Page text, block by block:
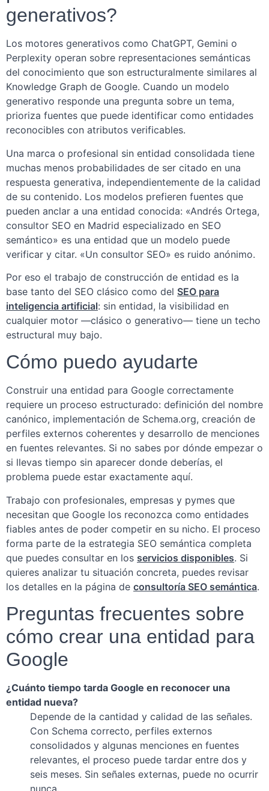
generativos?
Los motores generativos como ChatGPT, Gemini o
Perplexity operan sobre representaciones semánticas
del conocimiento que son estructuralmente similares al
Knowledge Graph de Google. Cuando un modelo
generativo responde una pregunta sobre un tema,
prioriza fuentes que puede identificar como entidades
reconocibles con atributos verificables.
Una marca o profesional sin entidad consolidada tiene
muchas menos probabilidades de ser citado en una
respuesta generativa, independientemente de la calidad
de su contenido. Los modelos prefieren fuentes que
pueden anclar a una entidad conocida: «Andrés Ortega,
consultor SEO en Madrid especializado en SEO
semántico» es una entidad que un modelo puede
verificar y citar. «Un consultor SEO» es ruido anónimo.
Por eso el trabajo de construcción de entidad es la
base tanto del SEO clásico como del SEO para
inteligencia artificial: sin entidad, la visibilidad en
cualquier motor —clásico o generativo— tiene un techo
estructural muy bajo.
Cómo puedo ayudarte
Construir una entidad para Google correctamente
requiere un proceso estructurado: definición del nombre
canónico, implementación de Schema.org, creación de
perfiles externos coherentes y desarrollo de menciones
en fuentes relevantes. Si no sabes por dónde empezar o
si llevas tiempo sin aparecer donde deberías, el
problema puede estar exactamente aquí.
Trabajo con profesionales, empresas y pymes que
necesitan que Google los reconozca como entidades
fiables antes de poder competir en su nicho. El proceso
forma parte de la estrategia SEO semántica completa
que puedes consultar en los servicios disponibles. Si
quieres analizar tu situación concreta, puedes revisar
los detalles en la página de consultoría SEO semántica.
Preguntas frecuentes sobre
cómo crear una entidad para
Google
¿Cuánto tiempo tarda Google en reconocer una
entidad nueva?
Depende de la cantidad y calidad de las señales.
Con Schema correcto, perfiles externos
consolidados y algunas menciones en fuentes
relevantes, el proceso puede tardar entre dos y
seis meses. Sin señales externas, puede no ocurrir